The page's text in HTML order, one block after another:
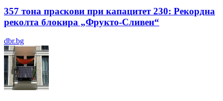
357 тона праскови при капацитет 230: Рекордна
реколта блокира „Фрукто-Сливен“
dbr.bg